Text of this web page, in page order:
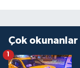
Çok okunanlar
1